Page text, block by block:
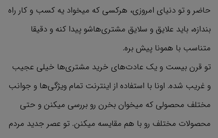
حاضر و تو دنیای امروزی، هرکسی که میخواد یه کسب و کار راه
بندازه، باید علایق و سلایق مشتری‌هاشو پیدا کنه و دقیقا
متناسب با همونا پیش بره.
تو قرن بیست و یک عادت‌های خرید مشتری‌ها خیلی عجیب
و غریب شده. اونا با استفاده از اینترنت تمام ویژگی‌ها و جوانب
مختلف محصولی که میخوان بخرن رو بررسی میکنن و حتی
محصولات مختلف رو با هم مقایسه میکنن. تو عصر جدید مردم